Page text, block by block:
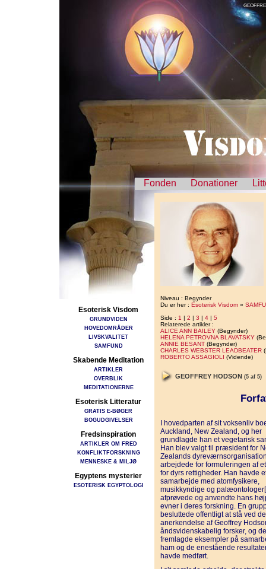
Fonden Donationer
Esoterisk Visdom
GRUNDVIDEN
HOVEDOMRÅDER
LIVSKVALITET
SAMFUND
Skabende Meditation
ARTIKLER
OVERBLIK
MEDITATIONERNE
Esoterisk Litteratur
GRATIS E-BØGER
BOGUDGIVELSER
Fredsinspiration
ARTIKLER OM FRED
KONFLIKTFORSKNING
MENNESKE & MILJØ
Egyptens mysterier
ESOTERISK EGYPTOLOGI
Niveau : Begynder
Du er her : Esoterisk Visdom »
Side : 1 | 2 | 3 | 4 | 5
Relaterede artikler :
ALICE ANN BAILEY (Begynder)
HELENA PETROVNA BLAVATSKY
ANNIE BESANT (Begynder)
CHARLES WEBSTER LEADBEATER
ROBERTO ASSAGIOLI (Vidende)
GEOFFREY HODSON (5 af 5)
I hovedparten af sit voksenliv
Auckland, New Zealand, og her
grundlagde han et vegetarisk
Han blev valgt til præsident for
Zealands
arbejdede for formuleringen af
for dyrs rettigheder. Han havde
samarbejde med atomfysikere,
musikkyndige og
afprøvede og anvendte hans
evner i deres forskning. En
besluttede offentligt at stå ved
anerkendelse af Geoffrey
åndsvidenskabelig forsker, og de
fremlagde eksempler på
ham og de enestående
havde medført.